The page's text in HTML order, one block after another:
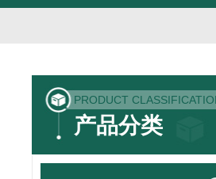
PRODUCT
产品分类